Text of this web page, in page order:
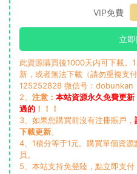
VIP免費
立
此資源購買後1000天内可下載。
新，或者無法下載（請勿重複支
125252828 微信号：dobunkan
2、 注意： 本站資源永久免費更新
過的 ！！！
3、如果您購買前沒有注冊賬戶，
下載更新。
4、1積分等于1元。購買單個資
員。
5、本站支持免登陸，點立即支